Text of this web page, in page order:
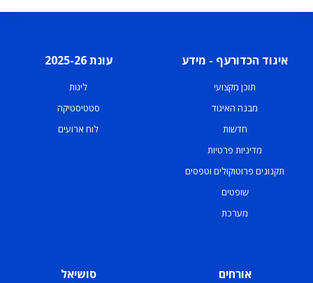
איגוד הכדורעף - מידע
תוכן מקצועי
מבנה האיגוד
חדשות
מדיניות פרטיות
תקנונים פרוטוקולים וטפסים
שופטים
מערכת
עונת 2025-26
ליגות
סטטיסטיקה
לוח ארועים
אורחים סושיאל